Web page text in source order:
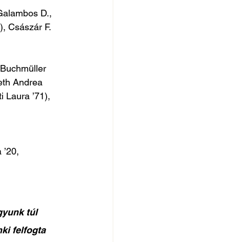
D.,
Császár F.
Andrea
Laura ’71),
túl
felfogta